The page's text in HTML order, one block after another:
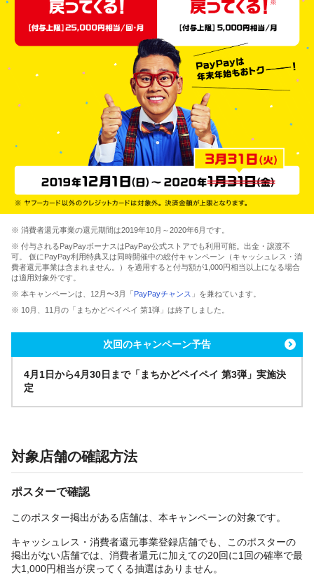
※ 消費者還元事業の還元期間は2019年10月～2020年6月です。
※ 付与されるPayPayボーナスはPayPay公式ストアでも利用可能。出金・譲渡不
可。 仮にPayPay利用特典又は同時開催中の総付キャンペーン（キャッシュレス・消
費者還元事業は含まれません。）を適用すると付与額が1,000円相当以上になる場合
は適用対象外です。
※ 本キャンペーンは、12月〜3月「PayPayチャンス 」を兼ねています。
※ 10月、11月の「まちかどペイペイ 第1弾」は終了しました。
次回のキャンペーン予告
4月1日から4月30日まで「まちかどペイペイ 第3弾」実施決
定
対象店舗の確認方法
ポスターで確認
このポスター掲出がある店舗は、本キャンペーンの対象です。
キャッシュレス・消費者還元事業登録店舗でも、このポスターの
掲出がない店舗では、消費者還元に加えての20回に1回の確率で最
大1,000円相当が戻ってくる抽選はありません。